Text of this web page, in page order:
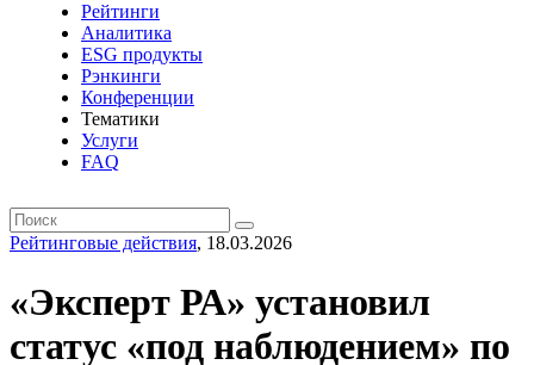
Рейтинги
Аналитика
ESG продукты
Рэнкинги
Конференции
Тематики
Услуги
FAQ
Рейтинговые действия, 18.03.2026
«Эксперт РА» установил
статус «под наблюдением» по